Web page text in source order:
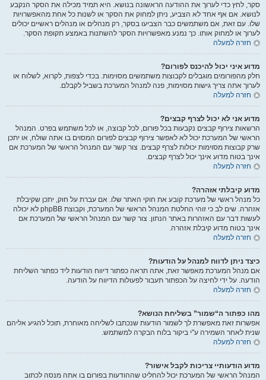
סקר, לחץ כדי לערוך את ההודעה הראשונה בנושא. היא תמיד מכילה את הסקר הנקבע
לנושא. אם אף אחד לא הצביע, ניתן למחוק את הסקר או לשנות כל אחת מהאפשרויות
שלו. עם זאת, אם משתמשים כבר הצביעו בסקר, רק מנהלים או מנהלים ראשיים יכולים
לערוך או למחוק אותו. כך נמנע מאפשרויות הסקר להשתנות באמצע תקופת הסקר.
חזרה למעלה
מדוע איני יכול להיכנס לפורום?
חלק מהפורומים מוגבלים לקבוצות משתמשים מסוימות. בכדי לצפות, לקרוא, לשלוח או
לערוך אתה צריך גישות מסוימות, פנה למנהל המערכת בשביל לקבלם.
חזרה למעלה
מדוע אני לא יכול לצרף קבצים?
הרשאות צירוף קבצים נקבעות בכל פורום, לכל קבוצה, או לכל משתמש בפרט. המנהל
הראשי של המערכת יכול לא לאפשר צירוף קבצים לפורום המסוים בו אתה שולח, או יתכן
שרק קבוצות מסוימות יכולות לצרף קבצים. צור קשר עם המנהל הראשי של המערכת אם
אינך בטוח מדוע אינך יכול לצרף קבצים.
חזרה למעלה
מדוע קיבלתי אזהרה?
כל מנהל ראשי של מערכת קובע את חוקי האתר שלו. אם עברת על חוק, יתכן שקיבלת
אזהרה. שים לב כי זוהי החלטת המנהל הראשי של המערכת, וקבוצת phpBB לא יכולה
לעשות דבר עם האזהרות באתר הנתון. צור קשר עם המנהל הראשי של המערכת אם
אינך בטוח מדוע קיבלת אזהרה.
חזרה למעלה
כיצד ניתן לדווח למנהל על הודעות?
אם מנהל המערכת מאפשר זאת, אתה תראה כפתור דיווח הודעות ליד כפתור השליחת
הודעה. על ידי לחיצה על הכפתור תעבור לפעולות הדיווח על הודעה.
חזרה למעלה
מהו כפתור ה“שמור” בשליחת הנושא?
אפשרות זאת מאפשרת לך לשמור הודעות שנכתבו לשליחה מאוחרת, תוכל להגיע אליהם
שנית לאחר השמירה ע"י ביקור בלוח הבקרה למשתמש.
חזרה למעלה
מדוע הודעותיי צריכות לקבל אישור?
המנהל הראשי של המערכת יכול להחליט שההודעות בפורום בו אתה מנסה לכתוב